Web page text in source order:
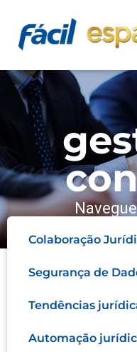
Colaboração
Segurança de
Tendências
Automação